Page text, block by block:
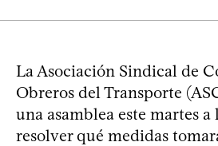
La Asociación Sindical de
Obreros del Transporte
una asamblea este martes a
resolver qué medidas